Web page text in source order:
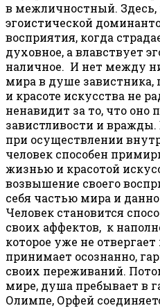
в межличностный.
эгоистической
восприятия, когда
духовное, а влавствует
наличное. И нет между
мира в душе завистника,
и красоте искусства не
ненавидит за то, что оно
завистливости и
при осуществлении
человек способен
жизнью и красотой
возвышение своего
себя частью мира и
Человек становится
своих аффектов, к
которое уже не
принимает осознанно,
своих переживаний.
мире, душа пребывает в
Олимпе, Орфей